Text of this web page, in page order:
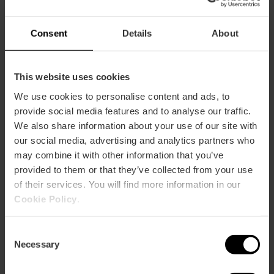
Consent Details About
This website uses cookies
We use cookies to personalise content and ads, to
provide social media features and to analyse our traffic.
We also share information about your use of our site with
our social media, advertising and analytics partners who
may combine it with other information that you’ve
provided to them or that they’ve collected from your use
of their services. You will find more information in our
Cookie Policy
Selection
Necessary
Cómo llegar
Metro
L3,L9
Bus
12,31,70,71,79, 81